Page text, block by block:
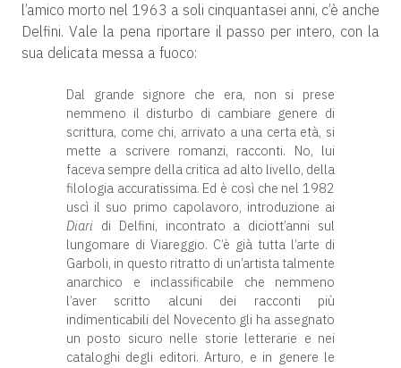
l’amico morto nel 1963 a soli cinquantasei anni, c’è anche
Delfini. Vale la pena riportare il passo per intero, con la
sua delicata messa a fuoco:
Dal grande signore che era, non si prese
nemmeno il disturbo di cambiare genere di
scrittura, come chi, arrivato a una certa età, si
mette a scrivere romanzi, racconti. No, lui
faceva sempre della critica ad alto livello, della
filologia accuratissima. Ed è così che nel 1982
uscì il suo primo capolavoro, introduzione ai
Diari di Delfini, incontrato a diciott’anni sul
lungomare di Viareggio. C’è già tutta l’arte di
Garboli, in questo ritratto di un’artista talmente
anarchico e inclassificabile che nemmeno
l’aver scritto alcuni dei racconti più
indimenticabili del Novecento gli ha assegnato
un posto sicuro nelle storie letterarie e nei
cataloghi degli editori. Arturo, e in genere le